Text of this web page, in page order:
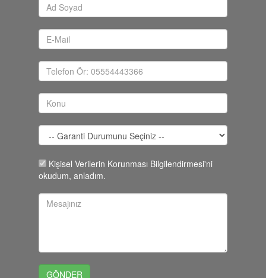
Kişisel Verilerin Korunması Bilgilendirmesi'ni
okudum, anladım.